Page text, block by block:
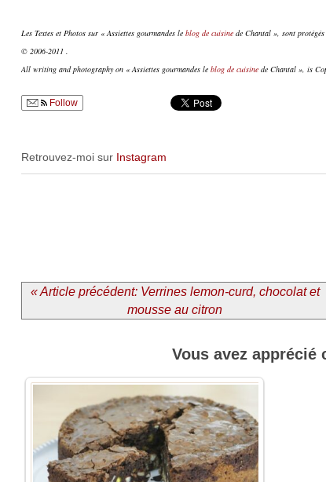
Les Textes et Photos sur « Assiettes gourmandes le blog de cuisinede Chantal », sont
© 2006-2011 .
All writing and photography on « Assiettes gourmandes le blog de cuisinede Chantal », is
Follow
Retrouvez-moi sur Instagram
« Article précédent: Verrines lemon-curd, chocolat et
mousse au citron
Vous avez apprécié